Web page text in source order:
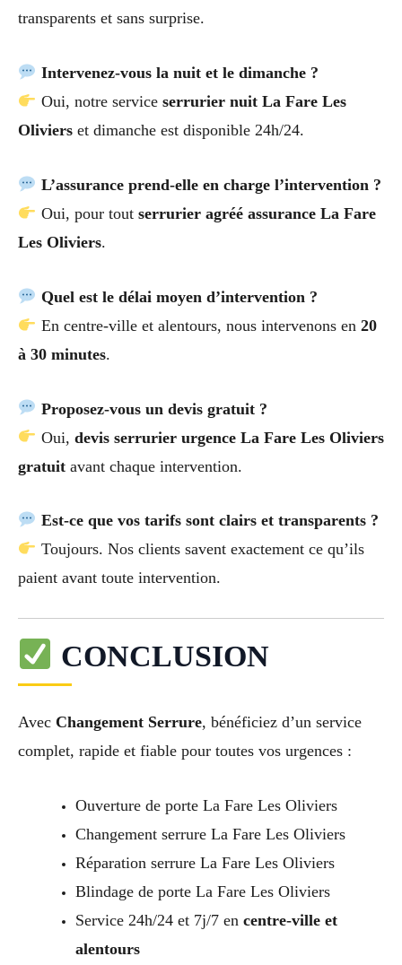
transparents et sans surprise.
Intervenez-vous la nuit et le dimanche ?
Oui, notre service serrurier nuit La Fare Les
Oliviers et dimanche est disponible 24h/24.
L’assurance prend-elle en charge l’intervention ?
Oui, pour tout serrurier agréé assurance La Fare
Les Oliviers.
Quel est le délai moyen d’intervention ?
En centre-ville et alentours, nous intervenons en 20
à 30 minutes.
Proposez-vous un devis gratuit ?
Oui, devis serrurier urgence La Fare Les Oliviers
gratuit avant chaque intervention.
Est-ce que vos tarifs sont clairs et transparents ?
Toujours. Nos clients savent exactement ce qu’ils
paient avant toute intervention.
CONCLUSION
Avec Changement Serrure, bénéficiez d’un service
complet, rapide et fiable pour toutes vos urgences :
Ouverture de porte La Fare Les Oliviers
Changement serrure La Fare Les Oliviers
Réparation serrure La Fare Les Oliviers
Blindage de porte La Fare Les Oliviers
Service 24h/24 et 7j/7 en centre-ville et
alentours